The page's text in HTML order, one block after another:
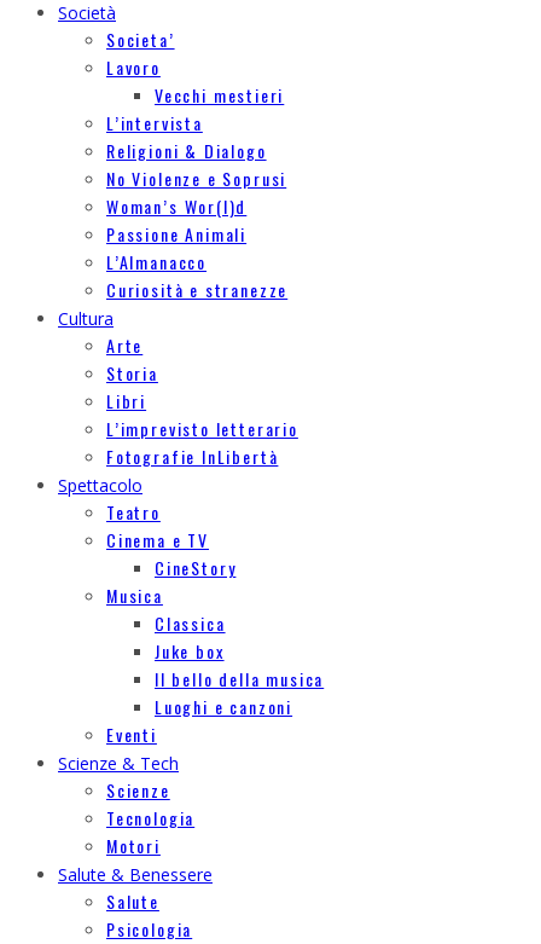
Società
Societa’
Lavoro
Vecchi mestieri
L’intervista
Religioni & Dialogo
No Violenze e Soprusi
Woman’s Wor(l)d
Passione Animali
L’Almanacco
Curiosità e stranezze
Cultura
Arte
Storia
Libri
L’imprevisto letterario
Fotografie InLibertà
Spettacolo
Teatro
Cinema e TV
CineStory
Musica
Classica
Juke box
Il bello della musica
Luoghi e canzoni
Eventi
Scienze & Tech
Scienze
Tecnologia
Motori
Salute & Benessere
Salute
Psicologia